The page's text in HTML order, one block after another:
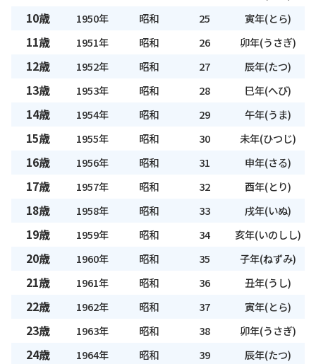
10歳 1950年 昭和 25 寅年(とら)
11歳 1951年 昭和 26 卯年(うさぎ)
12歳 1952年 昭和 27 辰年(たつ)
13歳 1953年 昭和 28 巳年(へび)
14歳 1954年 昭和 29 午年(うま)
15歳 1955年 昭和 30 未年(ひつじ)
16歳 1956年 昭和 31 申年(さる)
17歳 1957年 昭和 32 酉年(とり)
18歳 1958年 昭和 33 戌年(いぬ)
19歳 1959年 昭和 34 亥年(いのしし)
20歳 1960年 昭和 35 子年(ねずみ)
21歳 1961年 昭和 36 丑年(うし)
22歳 1962年 昭和 37 寅年(とら)
23歳 1963年 昭和 38 卯年(うさぎ)
24歳 1964年 昭和 39 辰年(たつ)